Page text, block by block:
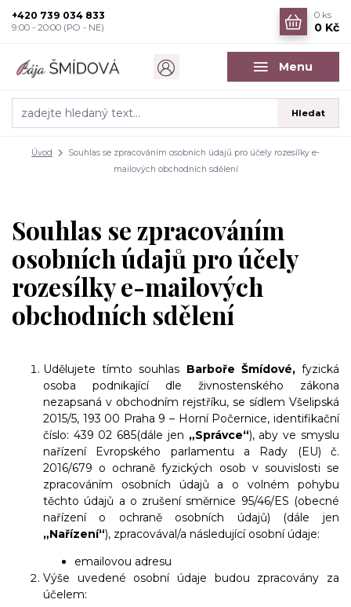
Menu
Hledat
+420 739 034 833
9:00 - 20:00 (PO - NE)
0 ks
0 Kč
Úvod
Souhlas se zpracováním osobních údajů pro účely rozesílky e-
mailových obchodních sdělení
Souhlas se zpracováním
osobních údajů pro účely
rozesílky e-mailových
obchodních sdělení
Udělujete tímto souhlas Barboře Šmídové, fyzická
osoba podnikající dle živnostenského zákona
nezapsaná v obchodním rejstříku, se sídlem Všelipská
2015/5, 193 00 Praha 9 – Horní Počernice, identifikační
číslo: 439 02 685(dále jen „Správce“), aby ve smyslu
nařízení Evropského parlamentu a Rady (EU) č.
2016/679 o ochraně fyzických osob v souvislosti se
zpracováním osobních údajů a o volném pohybu
těchto údajů a o zrušení směrnice 95/46/ES (obecné
nařízení o ochraně osobních údajů) (dále jen
„Nařízení“), zpracovával/a následující osobní údaje:
emailovou adresu
Výše uvedené osobní údaje budou zpracovány za
účelem: